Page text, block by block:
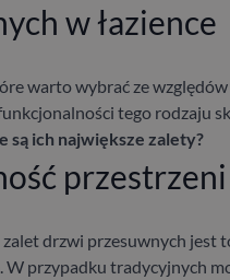
w łazience
warto wybrać ze
tego rodzaju
są ich największe zalety?
przestrzeni
zalet drzwi przesuwnych jest
. W przypadku tradycyjnych